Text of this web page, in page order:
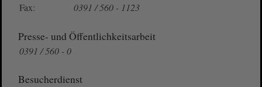
Fax:
0391 / 560 - 1123
Presse- und Öffentlichkeitsarbeit
0391 / 560 - 0
Besucherdienst